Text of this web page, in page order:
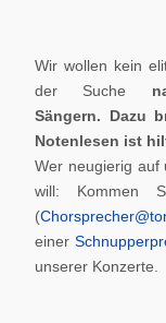
Wir wollen kein
der Suche
Sängern. Dazu
Notenlesen ist
Wer neugierig auf
will: Kommen
(
einer
unserer Konzerte.